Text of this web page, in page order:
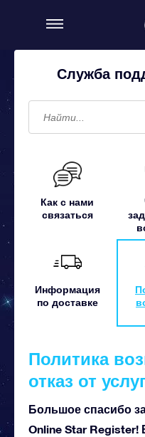
Служба
Как с нами
связаться
Информация
по доставке
Политика
отказ от
Большое спасибо
Online Star